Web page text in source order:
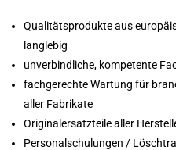
Qualitätsprodukte aus
langlebig
unverbindliche, kompetente
fachgerechte Wartung für
aller Fabrikate
Originalersatzteile aller
Personalschulungen /